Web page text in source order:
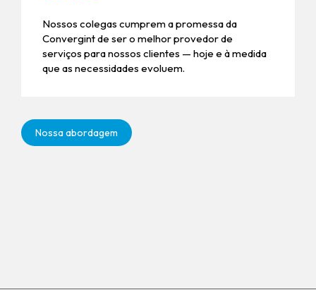
Nossos colegas cumprem a promessa da
Convergint de ser o melhor provedor de
serviços para nossos clientes — hoje e à medida
que as necessidades evoluem.
Nossa abordagem